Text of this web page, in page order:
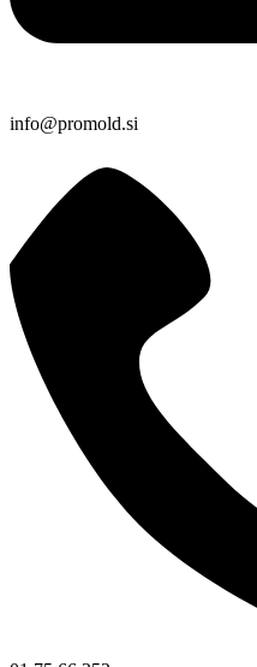
info@promold.si